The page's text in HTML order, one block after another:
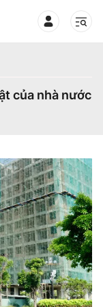
của nhà nước